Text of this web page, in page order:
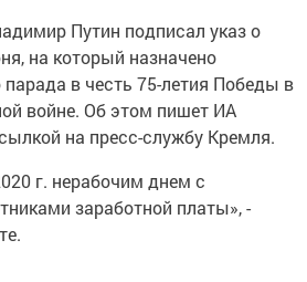
Путин подписал указ о
на который назначено
парада в честь 75-летия Победы в
войне. Об этом пишет ИА
на пресс-службу Кремля.
г. нерабочим днем с
заработной платы», -